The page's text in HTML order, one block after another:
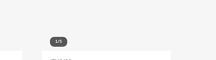
1/5